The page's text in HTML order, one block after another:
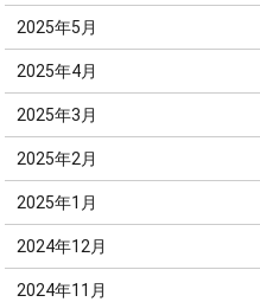
2025年5月
2025年4月
2025年3月
2025年2月
2025年1月
2024年12月
2024年11月